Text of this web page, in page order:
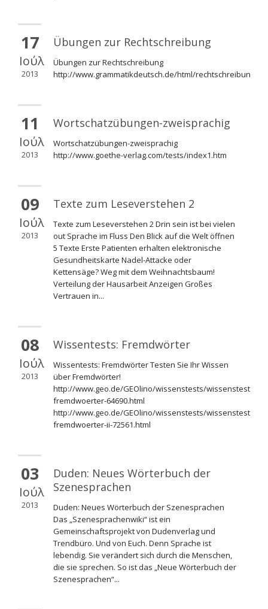
17
Ιούλ
2013
Übungen zur Rechtschreibung
Übungen zur Rechtschreibung
http://www.grammatikdeutsch.de/html/
11
Ιούλ
2013
Wortschatzübungen-zweisprachig
Wortschatzübungen-zweisprachig
http://www.goethe-verlag.com/tests/index1.htm
09
Ιούλ
2013
Texte zum Leseverstehen 2
Texte zum Leseverstehen 2 Drin sein ist bei vielen
out Sprache im Fluss Den Blick auf die Welt öffnen
5 Texte Erste Patienten erhalten elektronische
Gesundheitskarte Nadel-Attacke oder
Kettensäge? Weg mit dem Weihnachtsbaum!
Verteilung der Hausarbeit Anzeigen Großes
Vertrauen in...
08
Ιούλ
2013
Wissentests: Fremdwörter
Wissentests: Fremdwörter Testen Sie Ihr Wissen
über Fremdwörter!
http://www.geo.de/GEOlino/wissenstests/wissenstest-
fremdwoerter-64690.html
http://www.geo.de/GEOlino/wissenstests/wissenstest-
fremdwoerter-ii-72561.html
03
Ιούλ
2013
Duden: Neues Wörterbuch der
Szenesprachen
Duden: Neues Wörterbuch der Szenesprachen
Das „Szenesprachenwiki“ ist ein
Gemeinschaftsprojekt von Dudenverlag und
Trendbüro. Und von Euch. Denn Sprache ist
lebendig. Sie verändert sich durch die Menschen,
die sie sprechen. So ist das „Neue Wörterbuch der
Szenesprachen“...